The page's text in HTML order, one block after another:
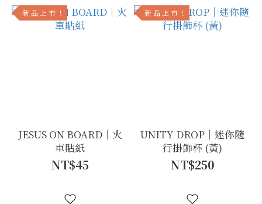
新 品 上 市 ！
JESUS ON BOARD｜火
車貼紙
NT$45
新 品 上 市 ！
UNITY DROP｜迷你隨
行掛飾杯 (黃)
NT$250